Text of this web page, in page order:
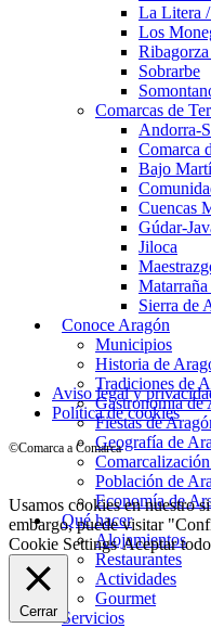
La Litera
Los
Sobrarbe
Comarcas de
Andorra-
Comarca
Bajo
Cuencas
Gúdar-
Jiloca
Sierra de
Conoce Aragón
Municipios
Historia de
Tradiciones de
Gastronomía de
Fiestas de
Geografía de
Población de
Economía de
Qué hacer
Alojamientos
Restaurantes
Actividades
Gourmet
Servicios
Aviso legal y
Política de cookies
©Comarca a Comarca
Usamos cookies en nuestro
embargo, puede visitar
Cookie Settings Aceptar todo
Cerrar